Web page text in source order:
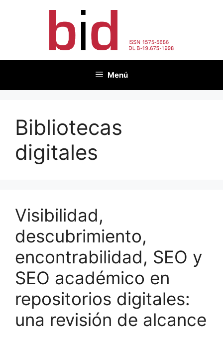
Menú
Bibliotecas
digitales
Visibilidad,
descubrimiento,
encontrabilidad, SEO y
SEO académico en
repositorios digitales:
una revisión de alcance